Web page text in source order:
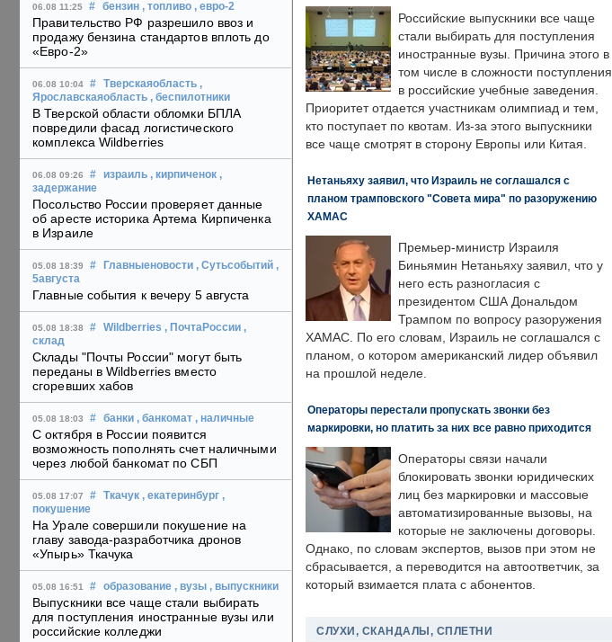
06.08 11:25 # бензин , топливо , евро-2
Правительство РФ разрешило ввоз и
продажу бензина стандартов вплоть до
«Евро-2»
06.08 10:04 # Тверскаяобласть ,
Ярославскаяобласть , беспилотники
В Тверской области обломки БПЛА
повредили фасад логистического
комплекса Wildberries
06.08 09:26 # израиль , кирпиченок ,
задержание
Посольство России проверяет данные
об аресте историка Артема Кирпиченка
в Израиле
05.08 18:39 # Главныеновости , Сутьсобытий ,
5августа
Главные события к вечеру 5 августа
05.08 18:38 # Wildberries , ПочтаРоссии ,
склад
Склады "Почты России" могут быть
переданы в Wildberries вместо
сгоревших хабов
05.08 18:03 # банки , банкомат , наличные
С октября в России появится
возможность пополнять счет наличными
через любой банкомат по СБП
05.08 17:07 # Ткачук , екатеринбург ,
покушение
На Урале совершили покушение на
главу завода-разработчика дронов
«Упырь» Ткачука
05.08 16:51 # образование , вузы , выпускники
Выпускники все чаще стали выбирать
для поступления иностранные вузы или
российские колледжи
Российские выпускники все чаще
стали выбирать для поступления
иностранные вузы. Причина этого в
том числе в сложности поступления
в российские учебные заведения.
Приоритет отдается участникам олимпиад и тем,
кто поступает по квотам. Из-за этого выпускники
все чаще смотрят в сторону Европы или Китая.
Нетаньяху заявил, что Израиль не соглашался с
планом трамповского "Совета мира" по разоружению
ХАМАС
Премьер-министр Израиля
Биньямин Нетаньяху заявил, что у
него есть разногласия с
президентом США Дональдом
Трампом по вопросу разоружения
ХАМАС. По его словам, Израиль не соглашался с
планом, о котором американский лидер объявил
на прошлой неделе.
Операторы перестали пропускать звонки без
маркировки, но платить за них все равно приходится
Операторы связи начали
блокировать звонки юридических
лиц без маркировки и массовые
автоматизированные вызовы, на
которые не заключены договоры.
Однако, по словам экспертов, вызов при этом не
сбрасывается, а переводится на автоответчик, за
который взимается плата с абонентов.
СЛУХИ, СКАНДАЛЫ, СПЛЕТНИ